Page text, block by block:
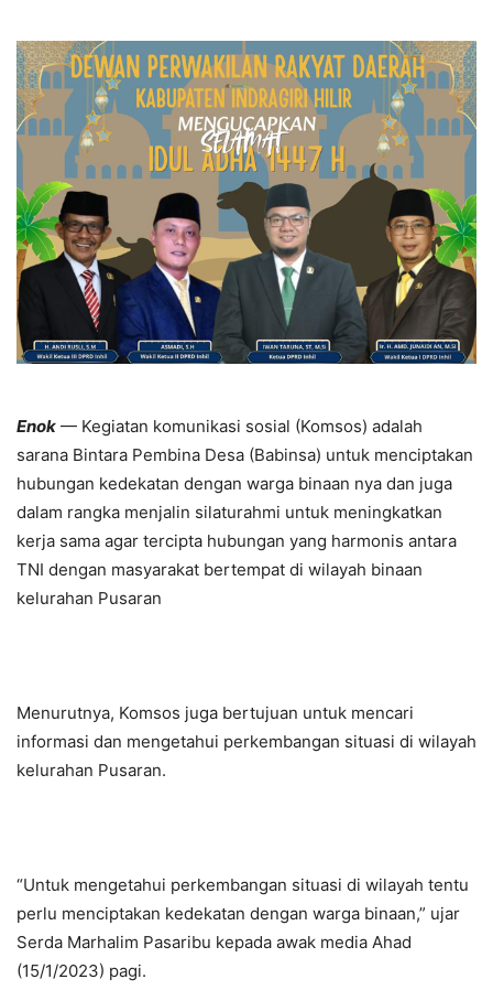
Enok — Kegiatan komunikasi sosial (Komsos) adalah
sarana Bintara Pembina Desa (Babinsa) untuk menciptakan
hubungan kedekatan dengan warga binaan nya dan juga
dalam rangka menjalin silaturahmi untuk meningkatkan
kerja sama agar tercipta hubungan yang harmonis antara
TNI dengan masyarakat bertempat di wilayah binaan
kelurahan Pusaran
Menurutnya, Komsos juga bertujuan untuk mencari
informasi dan mengetahui perkembangan situasi di wilayah
kelurahan Pusaran.
“Untuk mengetahui perkembangan situasi di wilayah tentu
perlu menciptakan kedekatan dengan warga binaan,” ujar
Serda Marhalim Pasaribu kepada awak media Ahad
(15/1/2023) pagi.